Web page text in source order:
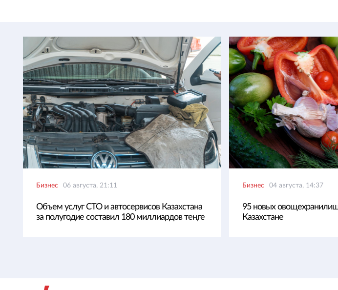
Бизнес 06 августа, 21:11
Объем услуг СТО и автосервисов Казахстана
за полугодие составил 180 миллиардов теңге
Бизнес 04 августа, 14:37
95 новых
Казахстане